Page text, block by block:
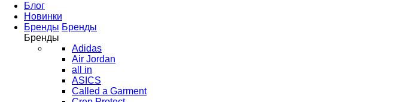
Блог
Новинки
Бренды Бренды
Бренды
Adidas
Air Jordan
all in
ASICS
Called a Garment